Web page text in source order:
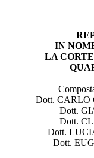
IN
LA
Dott. CARLO
Dott.
Dott.
Dott.
Dott.